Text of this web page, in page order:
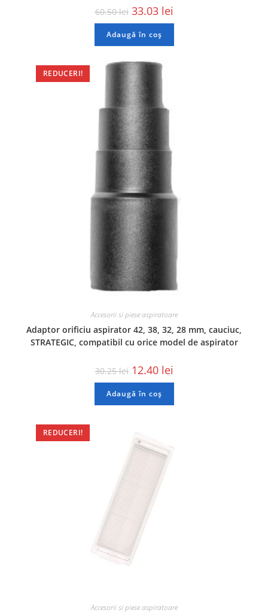
60.50lei 33.03 lei
Adaugă în coș
REDUCERI!
Accesorii si piese aspiratoare
Adaptor orificiu aspirator 42, 38, 32, 28 mm, cauciuc,
STRATEGIC, compatibil cu orice model de aspirator
30.25lei 12.40 lei
Adaugă în coș
REDUCERI!
Accesorii si piese aspiratoare